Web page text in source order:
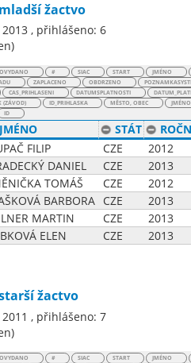
mladší žactvo
, přihlášeno: 6
)
# SIAC START
JMÉNO
ZAPLACENO OBDRZENO
CAS_PRIHLASENI DATUMSPLATNOSTI
(ZÁVOD) ID_PRIHLASKA MĚSTO, OBEC
JMÉNO
ID
JMÉNO STÁT
FILIP CZE
2012
DANIEL CZE
2013
TOMÁŠ CZE
2012
BARBORA CZE
2013
MARTIN CZE
2013
ELEN CZE 2013
žactvo
, přihlášeno: 7
)
# SIAC START
JMÉNO